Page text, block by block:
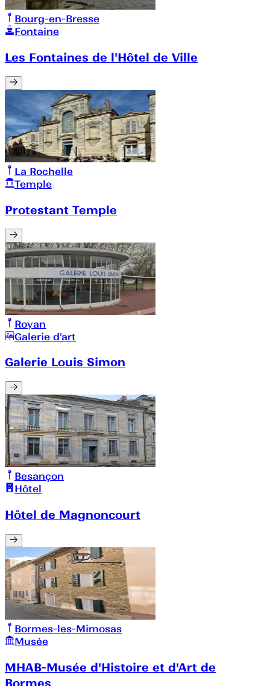
Bourg-en-Bresse
Fontaine
Les Fontaines de l'Hôtel de Ville
La Rochelle
Temple
Protestant Temple
Royan
Galerie d'art
Galerie Louis Simon
Besançon
Hôtel
Hôtel de Magnoncourt
Bormes-les-Mimosas
Musée
MHAB-Musée d'Histoire et d'Art de
Bormes